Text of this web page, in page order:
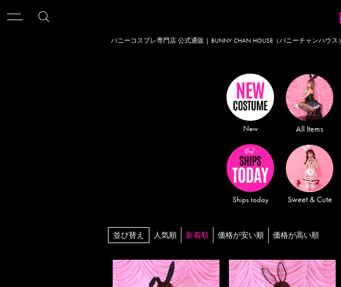
バニーコスプレ専門店 公式通販 | BUNNY CHAN HOUSE（バニーチャンハウス）
New
Ships today
All Items
Sweet & Cute
並び替え 人気順 新着順 価格が安い順 価格が高い順